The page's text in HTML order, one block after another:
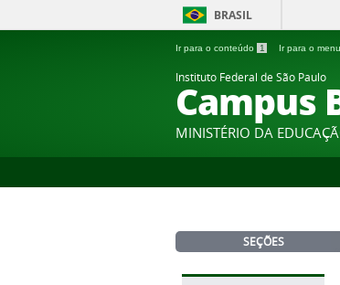
BRASIL
Ir para o conteúdo 1 Ir para o menu
Instituto Federal de São Paulo
Campus
MINISTÉRIO DA
SEÇÕES